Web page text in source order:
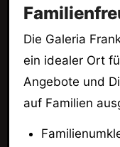
Die Galeria
ein idealer Ort
Angebote und
auf Familien